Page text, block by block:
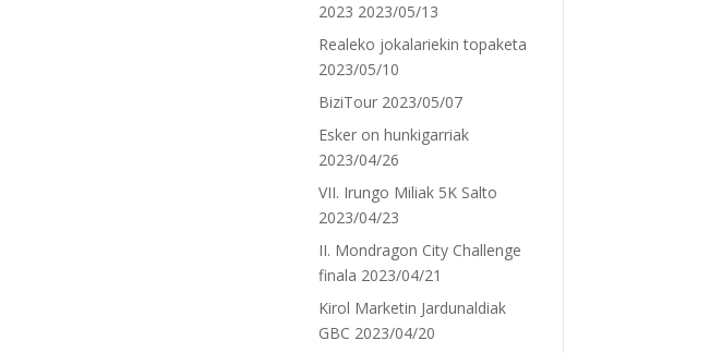
2023 2023/05/13
Realeko jokalariekin topaketa
2023/05/10
BiziTour 2023/05/07
Esker on hunkigarriak
2023/04/26
VII. Irungo Miliak 5K Salto
2023/04/23
II. Mondragon City Challenge
finala 2023/04/21
Kirol Marketin Jardunaldiak
GBC 2023/04/20